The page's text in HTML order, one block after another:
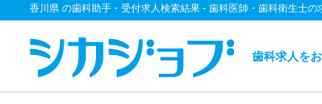
香川県 の歯科助手・受付求人検索結果 - 歯科医師・歯科衛生士
歯科求人を